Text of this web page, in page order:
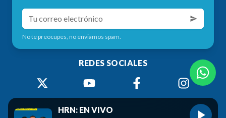
No te preocupes, no enviamos spam.
REDES SOCIALES
HRN: EN VIVO